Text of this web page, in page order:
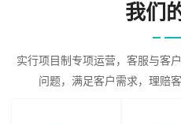
我们
实行项目制专项运营，客服与客
问题，满足客户需求，理赔